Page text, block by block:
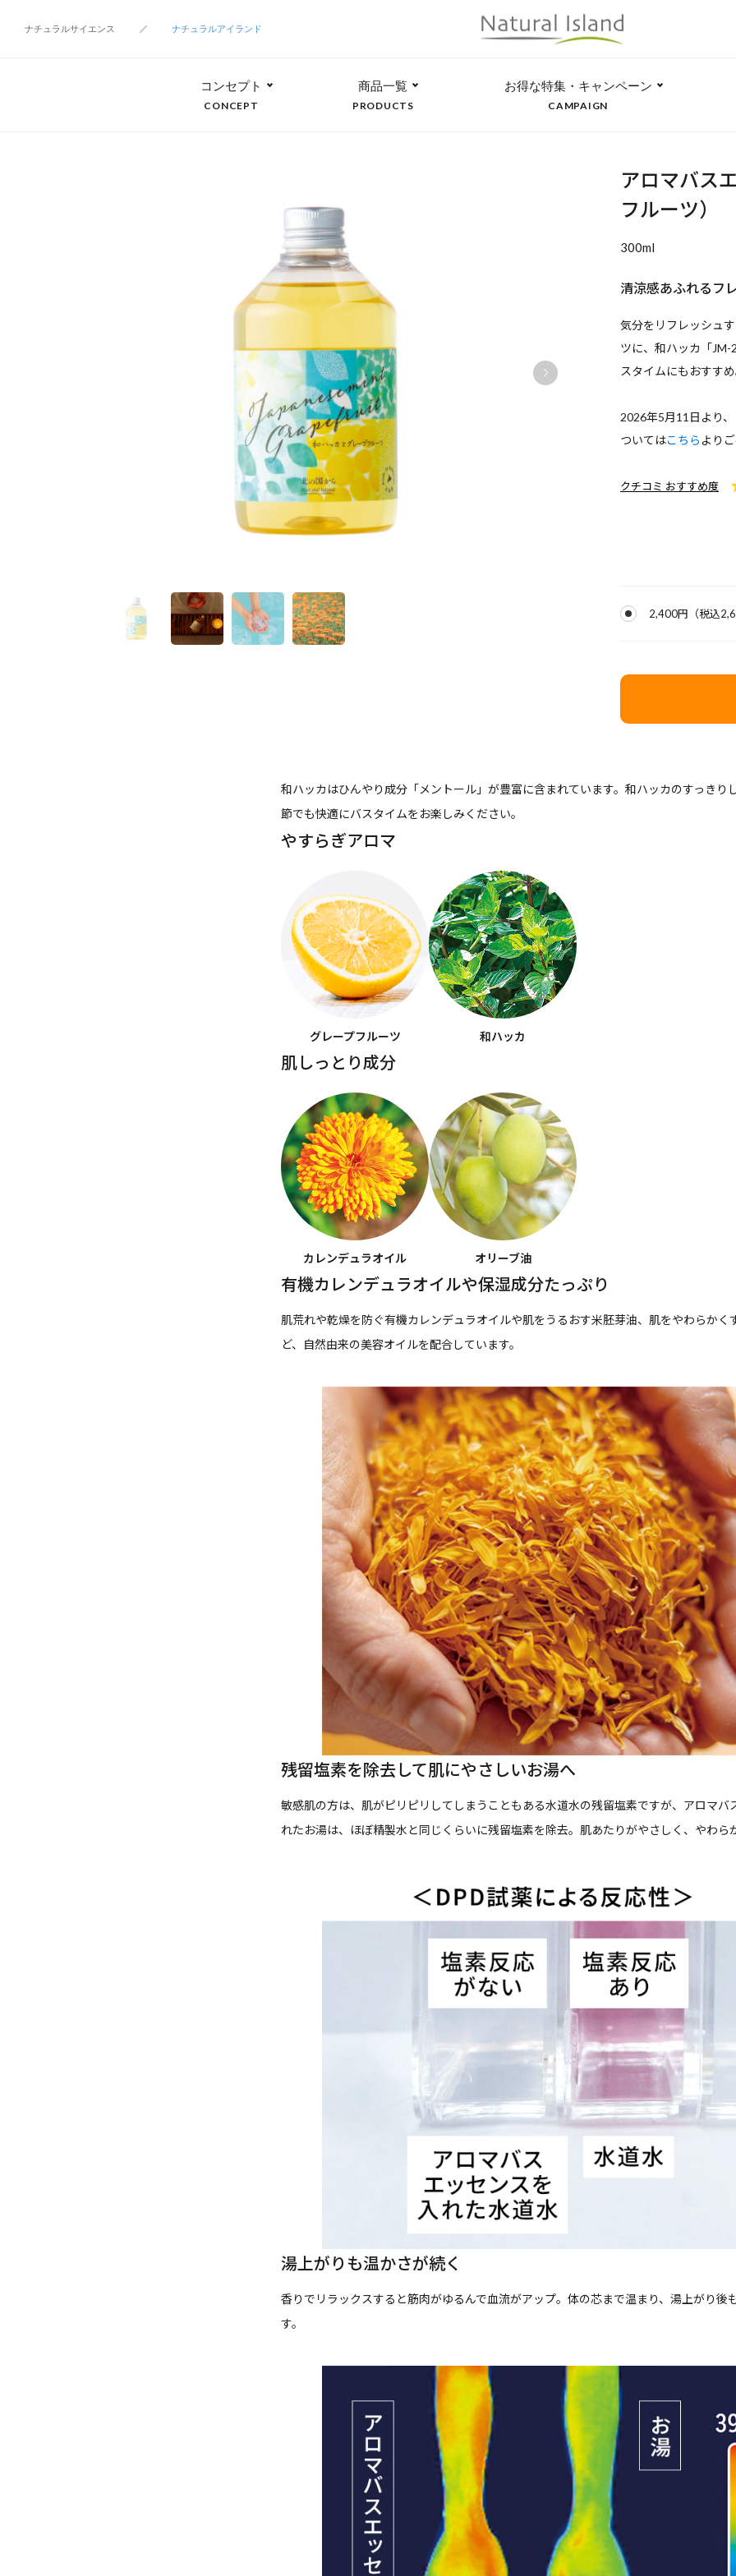
ナチュラルサイエンス
ナチュラルアイランド
コンセプト
CONCEPT
商品一覧
PRODUCTS
お得な特集・キャンペーン
CAMPAIGN
アロマバス
フルーツ）
300ml
清涼感あふれるフ
気分をリフレッシュ
ツに、和ハッカ「
スタイムにもおすすめ
2026年5月11日より
ついてはこちら より
クチコミ おすすめ度
2,400円 （税込
和ハッカはひんやり成分「メントール」が豊富に含まれています。和ハッカのすっきり
節でも快適にバスタイムをお楽しみください。
やすらぎアロマ
グレープフルーツ 和ハッカ
肌しっとり成分
カレンデュラオイル オリーブ油
有機カレンデュラオイルや保湿成分たっぷり
肌荒れや乾燥を防ぐ有機カレンデュラオイルや肌をうるおす米胚芽油、肌をやわらかく
ど、自然由来の美容オイルを配合しています。
残留塩素を除去して肌にやさしいお湯へ
敏感肌の方は、肌がピリピリしてしまうこともある水道水の残留塩素ですが、アロマバ
れたお湯は、ほぼ精製水と同じくらいに残留塩素を除去。肌あたりがやさしく、やわら
湯上がりも温かさが続く
香りでリラックスすると筋肉がゆるんで血流がアップ。体の芯まで温まり、湯上がり後
す。